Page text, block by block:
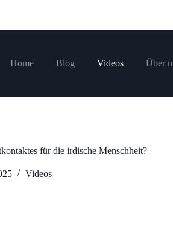
Home Blog Videos Über
für die irdische Menschheit?
Videos